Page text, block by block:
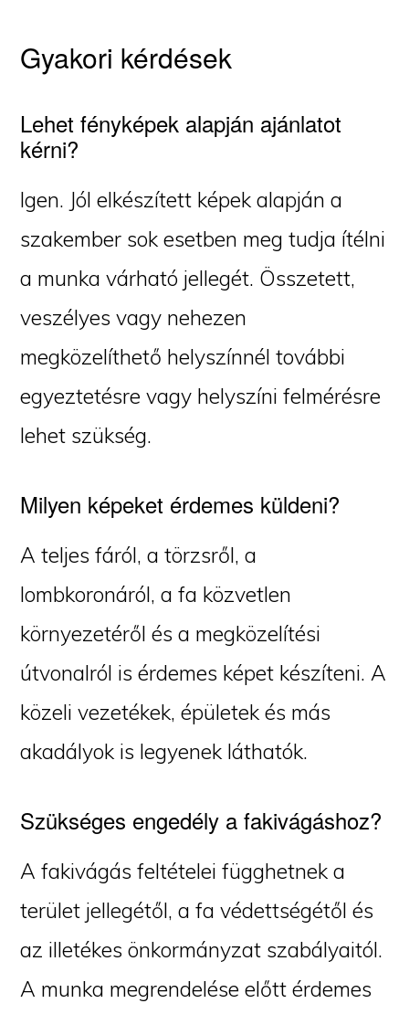
Gyakori kérdések
Lehet fényképek alapján ajánlatot
kérni?
Igen. Jól elkészített képek alapján a
szakember sok esetben meg tudja ítélni
a munka várható jellegét. Összetett,
veszélyes vagy nehezen
megközelíthető helyszínnél további
egyeztetésre vagy helyszíni felmérésre
lehet szükség.
Milyen képeket érdemes küldeni?
A teljes fáról, a törzsről, a
lombkoronáról, a fa közvetlen
környezetéről és a megközelítési
útvonalról is érdemes képet készíteni. A
közeli vezetékek, épületek és más
akadályok is legyenek láthatók.
Szükséges engedély a fakivágáshoz?
A fakivágás feltételei függhetnek a
terület jellegétől, a fa védettségétől és
az illetékes önkormányzat szabályaitól.
A munka megrendelése előtt érdemes